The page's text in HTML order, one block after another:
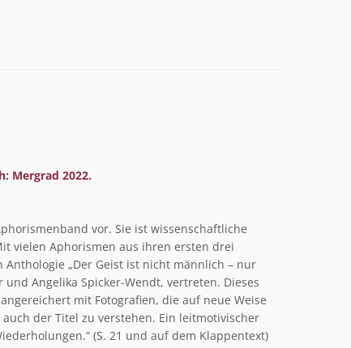
Mergrad 2022.
vor. Sie ist wissenschaftliche
vielen Aphorismen aus ihren ersten drei
„Der Geist ist nicht männlich – nur
Angelika Spicker-Wendt, vertreten. Dieses
mit Fotografien, die auf neue Weise
der Titel zu verstehen. Ein leitmotivischer
(S. 21 und auf dem Klappentext)